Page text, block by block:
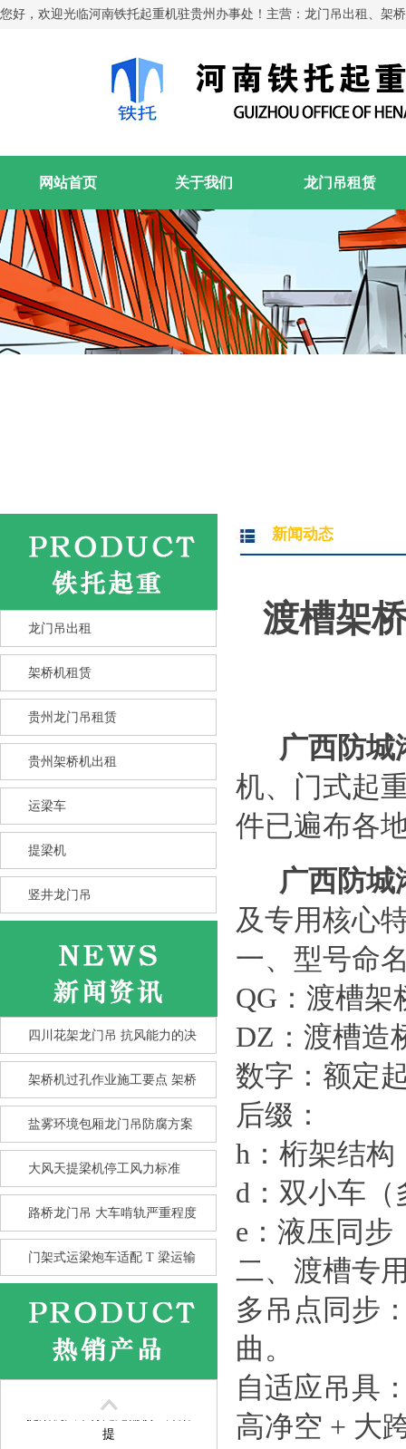
您好，欢迎光临河南铁托起重机驻贵州办事处！主营：龙门吊出租、架
网站首页 关于我们 龙门吊租赁
龙门吊出租
架桥机租赁
贵州龙门吊租赁
贵州架桥机出租
运梁车
提梁机
竖井龙门吊
四川花架龙门吊 抗风能力的决
架桥机过孔作业施工要点 架桥
盐雾环境包厢龙门吊防腐方案
大风天提梁机停工风力标准
路桥龙门吊 大车啃轨严重程度
门架式运梁炮车适配 T 梁运输
竖井龙门吊选型核心要点 竖井
龙
门
架桥机主梁焊缝日常巡检重点位
置
整
提梁机大车行走跑偏校正方案
提
新闻动态
渡槽架
广西防城
机、门式起
件已遍布各
广西防城
及专用核心
一、型号命
QG：渡槽架
DZ：渡槽造
数字：额定
后缀：
h：桁架结构
d：双小车（
e：液压同步
二、渡槽专
多吊点同步
曲。
自适应吊具
高净空 + 大